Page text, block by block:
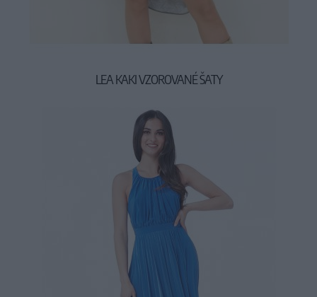
LEA KAKI VZOROVANÉ ŠATY
39,90 €